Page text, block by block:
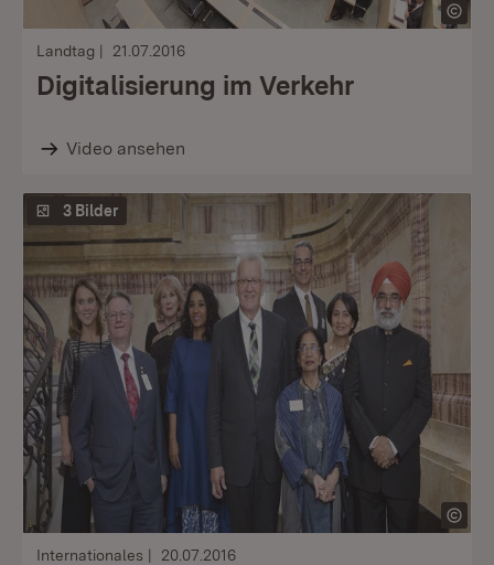
Landtag 21.07.2016
Digitalisierung im Verkehr
Video ansehen
3 Bilder
Internationales 20.07.2016